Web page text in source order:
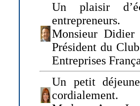
Un plaisir
entrepreneurs.
Monsieur
Président du
Entreprises
Un petit
cordialement.